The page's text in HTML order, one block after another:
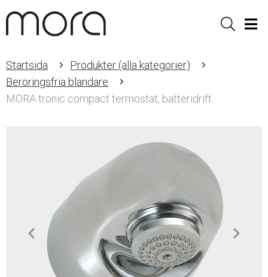
Sök
Startsida
Produkter (alla kategorier)
Beröringsfria blandare
MORA tronic compact termostat, batteridrift